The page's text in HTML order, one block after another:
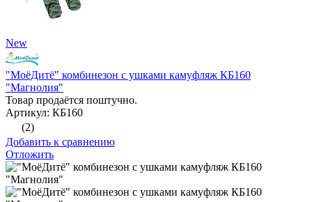
New
"МоёДитё" комбинезон с ушками камуфляж КБ160
"Магнолия"
Товар продаётся поштучно.
Артикул: КБ160
(2)
Добавить к сравнению
Отложить